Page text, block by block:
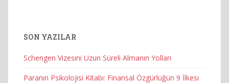
SON YAZILAR
Schengen Vizesini Uzun Süreli Almanın Yolları
Paranın Psikolojisi Kitabı: Finansal Özgürlüğün 9 İlkesi